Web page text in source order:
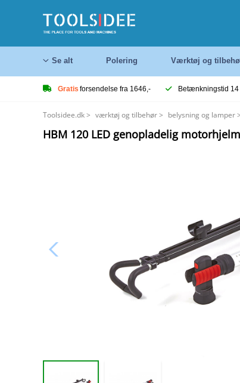
Se alt Polering Værktøj og
Gratis forsendelse fra 1646,- Betænkningstid 14
Toolsidee.dk> værktøj og tilbehør> belysning og lamper>
HBM 120 LED genopladelig